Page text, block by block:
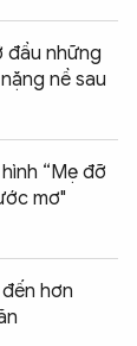
đầu những
nề sau
“Mẹ đỡ
mơ"
hơn